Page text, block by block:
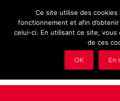
Ce site utilise des cookies
fonctionnement et afin
celui-ci. En utilisant ce site,
de ces
OK En